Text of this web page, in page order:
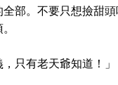
部。不要只想撿甜
，只有老天爺知道！